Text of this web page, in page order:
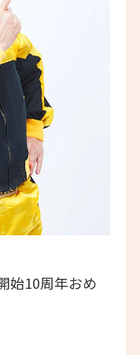
始10周年おめ